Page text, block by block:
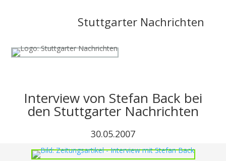
Stuttgarter Nachrichten
Interview von Stefan Back bei
den Stuttgarter Nachrichten
30.05.2007